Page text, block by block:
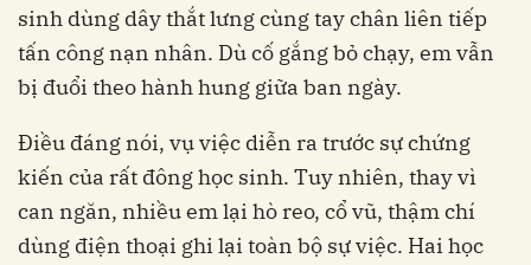
sinh dùng dây thắt lưng cùng tay chân liên tiếp
tấn công nạn nhân. Dù cố gắng bỏ chạy, em vẫn
bị đuổi theo hành hung giữa ban ngày.
Điều đáng nói, vụ việc diễn ra trước sự chứng
kiến của rất đông học sinh. Tuy nhiên, thay vì
can ngăn, nhiều em lại hò reo, cổ vũ, thậm chí
dùng điện thoại ghi lại toàn bộ sự việc. Hai học